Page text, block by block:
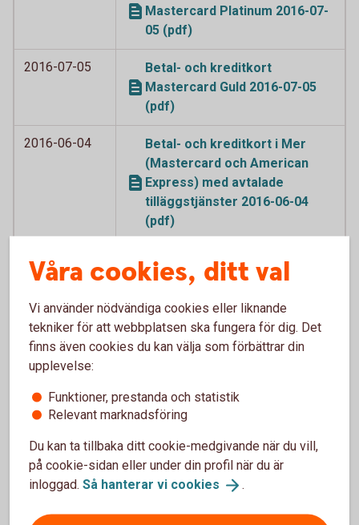
Mastercard Platinum 2016-07-
05 (pdf)
2016-07-05
Betal- och kreditkort
Mastercard Guld 2016-07-05
(pdf)
2016-06-04
Betal- och kreditkort i Mer
(Mastercard och American
Express) med avtalade
tilläggstjänster 2016-06-04
(pdf)
2016-06-04
Betal- och kreditkort
Mastercard (tidigare
Världsnaturkortet betal- och
kreditkort Mastercard 2016-
06-04 (pdf)
2016-06-04
Betal- och kreditkort
Mastercard, betal- och
(pdf)
2016-04-06
Swedbank American Express
Våra cookies, ditt val
Vi använder nödvändiga cookies eller liknande
tekniker för att webbplatsen ska fungera för dig. Det
finns även cookies du kan välja som förbättrar din
upplevelse:
Funktioner, prestanda och statistik
Relevant marknadsföring
Du kan ta tillbaka ditt cookie-medgivande när du vill,
på cookie-sidan eller under din profil när du är
inloggad. Så hanterar vi cookies .